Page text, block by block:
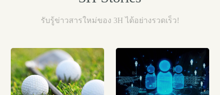
รับรู้ข่าวสารใหม่ของ 3H ได้อย่างรวดเร็ว!